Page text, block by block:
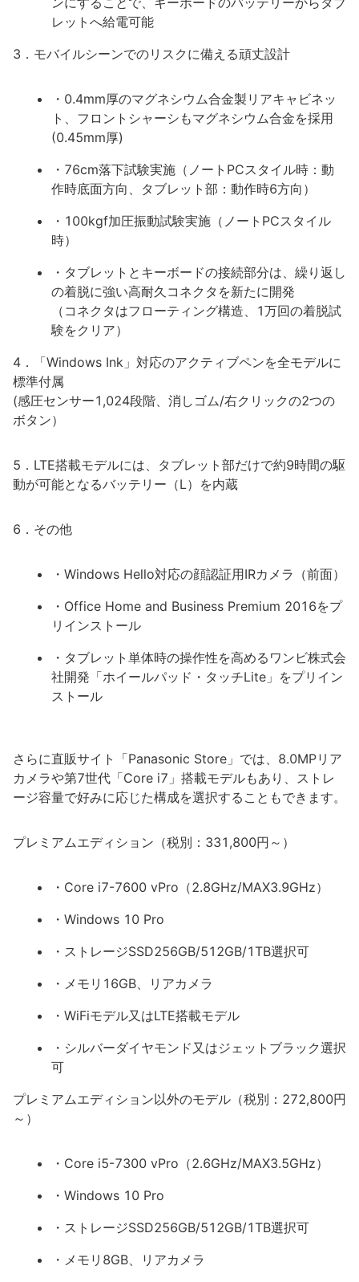
レットへ給電可能
3．モバイルシーンでのリスクに備える頑丈設計
・0.4mm厚のマグネシウム合金製リアキャビネッ
ト、フロントシャーシもマグネシウム合金を採用
(0.45mm厚)
・76cm落下試験実施（ノートPCスタイル時：動
作時底面方向、タブレット部：動作時6方向）
・100kgf加圧振動試験実施（ノートPCスタイル
時）
・タブレットとキーボードの接続部分は、繰り返し
の着脱に強い高耐久コネクタを新たに開発
（コネクタはフローティング構造、1万回の着脱試
験をクリア）
4．「Windows Ink」対応のアクティブペンを全モデルに
標準付属
(感圧センサー1,024段階、消しゴム/右クリックの2つの
ボタン）
5．LTE搭載モデルには、タブレット部だけで約9時間の駆
動が可能となるバッテリー（L）を内蔵
6．その他
・Windows Hello対応の顔認証用IRカメラ（前面）
・Office Home and Business Premium 2016をプ
リインストール
・タブレット単体時の操作性を高めるワンビ株式会
社開発「ホイールパッド・タッチLite」をプリイン
ストール
さらに直販サイト「Panasonic Store」では、8.0MPリア
カメラや第7世代「Core i7」搭載モデルもあり、ストレ
ージ容量で好みに応じた構成を選択することもできます。
プレミアムエディション（税別：331,800円～）
・Core i7-7600 vPro（2.8GHz/MAX3.9GHz）
・Windows 10 Pro
・ストレージSSD256GB/512GB/1TB選択可
・メモリ16GB、リアカメラ
・WiFiモデル又はLTE搭載モデル
・シルバーダイヤモンド又はジェットブラック選択
可
プレミアムエディション以外のモデル（税別：272,800円
～）
・Core i5-7300 vPro（2.6GHz/MAX3.5GHz）
・Windows 10 Pro
・ストレージSSD256GB/512GB/1TB選択可
・メモリ8GB、リアカメラ